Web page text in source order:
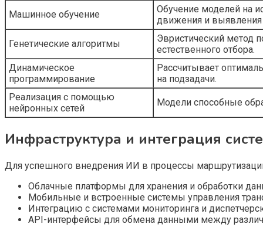
Машинное обучение
Обучение моделей на
движения и выявления
Генетические алгоритмы
Эвристический метод
естественного отбора.
Динамическое
программирование
Рассчитывает
на подзадачи.
Реализация с помощью
нейронных сетей
Модели способные
Инфраструктура и интеграция
Для успешного внедрения ИИ в процессы
Облачные платформы для хранения и обработки
Мобильные и встроенные системы управления
Интеграцию с системами мониторинга и
API-интерфейсы для обмена данными между